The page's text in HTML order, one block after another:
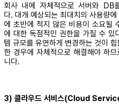
회사 내에 자체적으로 서버와 DB
다. 대개 예상되는 최대치의 사용량
에 초반에 적지 않은 비용이 소요될
에 대한 독점적인 권한을 가질 수 있
템 규모를 유연하게 변경하는 것이
한 경우에 자체적으로 해결해야 하
니다.
3) 클라우드 서비스(Cloud